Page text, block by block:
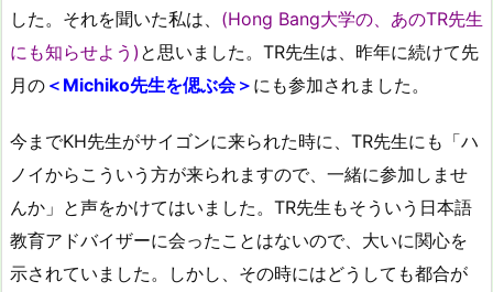
した。それを聞いた私は、 (Hong Bang大学の、あのTR先生
にも知らせよう) と思いました。TR先生は、昨年に続けて先
月の ＜Michiko先生を偲ぶ会＞ にも参加されました。
今までKH先生がサイゴンに来られた時に、TR先生にも「ハ
ノイからこういう方が来られますので、一緒に参加しませ
んか」と声をかけてはいました。TR先生もそういう日本語
教育アドバイザーに会ったことはないので、大いに関心を
示されていました。しかし、その時にはどうしても都合が